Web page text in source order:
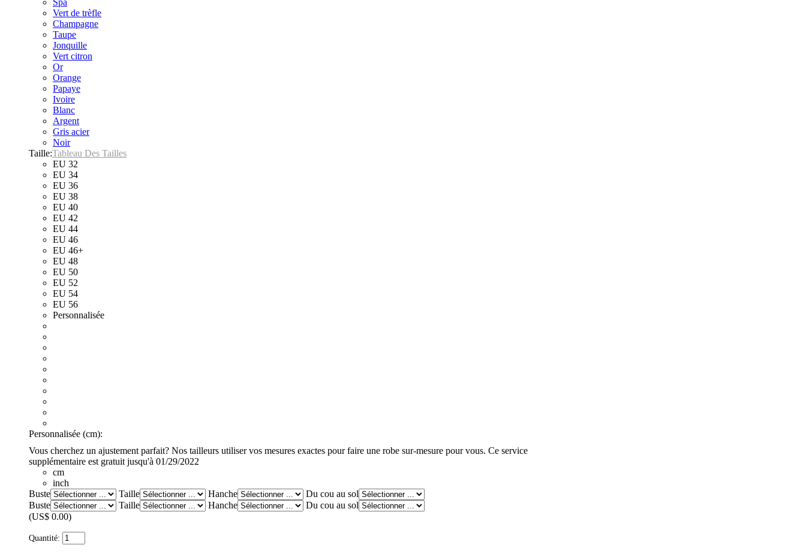
Spa
Vert de trèfle
Champagne
Taupe
Jonquille
Vert citron
Or
Orange
Papaye
Ivoire
Blanc
Argent
Gris acier
Noir
Taille:Tableau Des Tailles
EU 32
EU 34
EU 36
EU 38
EU 40
EU 42
EU 44
EU 46
EU 46+
EU 48
EU 50
EU 52
EU 54
EU 56
Personnalisée
Personnalisée (cm):
Vous cherchez un ajustement parfait? Nos tailleurs utiliser vos mesures exactes pour faire une robe sur-mesure pour vous. Ce service
supplémentaire est gratuit jusqu'à 01/29/2022
cm
inch
Buste
Taille Hanche
Du cou au sol
Buste
Taille Hanche
Du cou au sol
(US$ 0.00)
Quantité: